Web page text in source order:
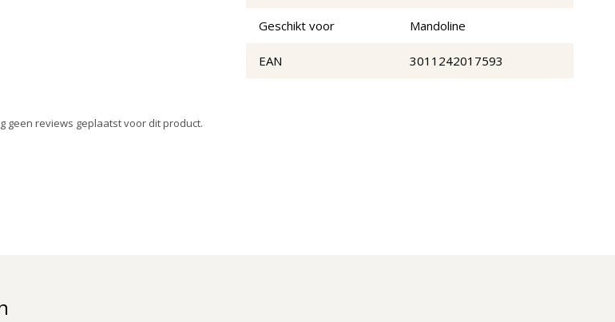
Geschikt voor Mandoline
EAN 3011242017593
geen reviews geplaatst voor dit product.